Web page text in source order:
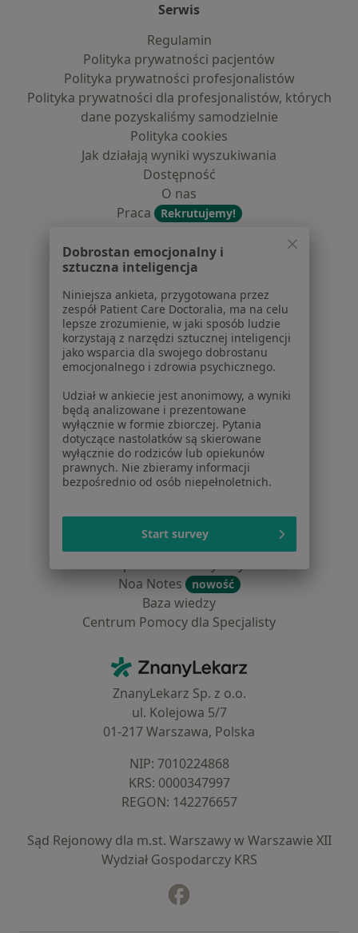
Serwis
Regulamin
Polityka prywatności pacjentów
Polityka prywatności profesjonalistów
Polityka prywatności dla profesjonalistów, których
dane pozyskaliśmy samodzielnie
Polityka cookies
Jak działają wyniki wyszukiwania
Dostępność
O nas
Praca
Rekrutujemy!
Centrum prasowe
Kontakt
Dla pacjentów
Lekarze
Placówki medyczne
Pytania i odpowiedzi
Usługi i zabiegi
Choroby
Pomoc
Aplikacje mobilne
Blog dla pacjentów
Cennik
Dla lekarzy
Noa Notes
nowość
Baza wiedzy
Centrum Pomocy dla Specjalisty
ZnanyLekarz - Strona główna
ZnanyLekarz Sp. z o.o.
ul. Kolejowa 5/7
01-217 Warszawa, Polska
NIP: ⁠7010224868
KRS: ⁠0000347997
REGON: ⁠142276657
Sąd Rejonowy dla m.st. Warszawy w Warszawie XII
Wydział Gospodarczy KRS
Dobrostan emocjonalny i
sztuczna inteligencja
Niniejsza ankieta, przygotowana przez
zespół Patient Care Doctoralia, ma na celu
lepsze zrozumienie, w jaki sposób ludzie
korzystają z narzędzi sztucznej inteligencji
jako wsparcia dla swojego dobrostanu
emocjonalnego i zdrowia psychicznego.
Udział w ankiecie jest anonimowy, a wyniki
będą analizowane i prezentowane
wyłącznie w formie zbiorczej. Pytania
dotyczące nastolatków są skierowane
wyłącznie do rodziców lub opiekunów
prawnych. Nie zbieramy informacji
bezpośrednio od osób niepełnoletnich.
Start survey